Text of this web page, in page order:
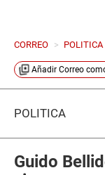
CORREO > POLITICA
Añadir Correo
POLÍTICA
Guido